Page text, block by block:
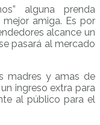
alguna prenda
amiga. Es por
alcance un
pasará al mercado
madres y amas de
ingreso extra para
al público para el